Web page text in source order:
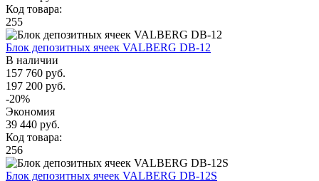
Код товара:
255
Блок депозитных ячеек VALBERG DB-12
В наличии
157 760 руб.
197 200 руб.
-20%
Экономия
39 440 руб.
Код товара:
256
Блок депозитных ячеек VALBERG DB-12S